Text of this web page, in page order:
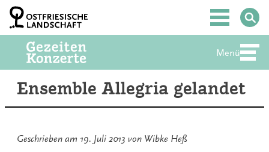
Zum
Inhalt
springen
Hauptmenü
Menü
Ensemble Allegria gelandet
Geschrieben am 19. Juli 2013 von Wibke Heß